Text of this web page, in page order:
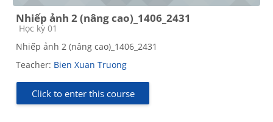
Nhiếp ảnh 2 (nâng cao)_1406_2431
Course category
Học kỳ 01
Nhiếp ảnh 2 (nâng cao)_1406_2431
Teacher: Bien Xuan Truong
Click to enter this course